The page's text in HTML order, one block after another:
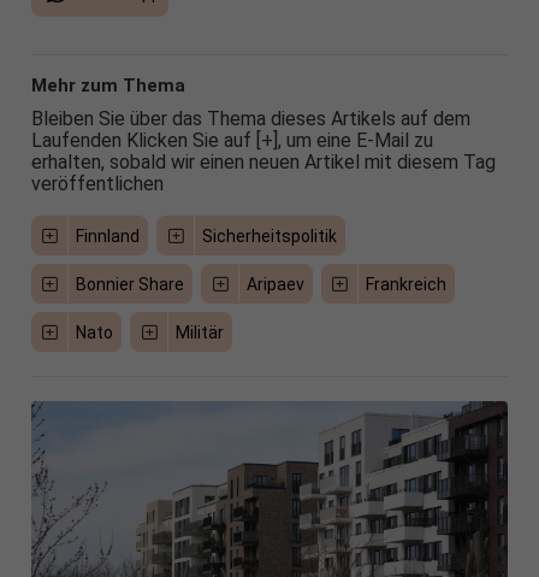
Mehr zum Thema
Bleiben Sie über das Thema dieses Artikels auf dem
Laufenden Klicken Sie auf [+], um eine E-Mail zu
erhalten, sobald wir einen neuen Artikel mit diesem Tag
veröffentlichen
Finnland Sicherheitspolitik
Bonnier Share Aripaev Frankreich
Nato Militär